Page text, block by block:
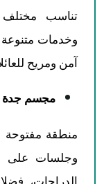
تناسب
وخدمات متنوعة
آمن ومريح
مجسم جدة
منطقة مفتوحة
وجلسات على